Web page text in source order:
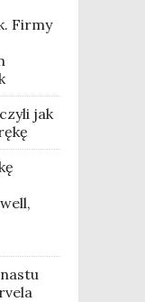
Firmy
jak